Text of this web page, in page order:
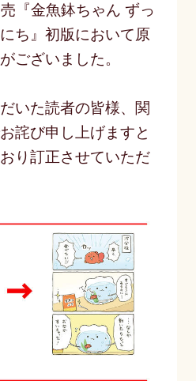
『金魚鉢ちゃん ずっ
ち』初版において原
ございました。
いた読者の皆様、関
詫び申し上げますと
り訂正させていただ